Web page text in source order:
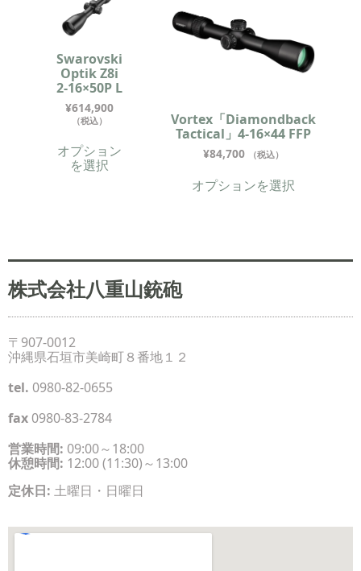
Swarovski
Optik Z8i
2-16×50P L
¥614,900
（税込）
オプション
を選択
Vortex「Diamondback
Tactical」4-16×44 FFP
¥84,700 （税込）
オプションを選択
株式会社八重山銃砲
〒907-0012
沖縄県石垣市美崎町８番地１２
tel. 0980-82-0655
fax 0980-83-2784
営業時間: 09:00～18:00
休憩時間: 12:00 (11:30)～13:00
定休日: 土曜日・日曜日